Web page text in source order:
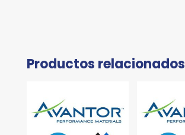
Productos relacionados